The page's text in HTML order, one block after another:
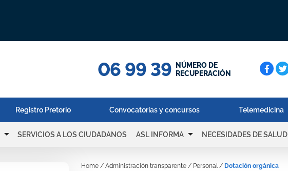
06 99 39
NÚMERO DE
RECUPERACIÓN
Cerca:
Registro Pretorio Convocatorias y concursos Telemedicina
arrow_drop_down SERVICIOS A LOS CIUDADANOS ASL INFORMA arrow_drop_down NECESIDADES DE SALUD
Home / Administración transparente / Personal/ Dotación orgánica